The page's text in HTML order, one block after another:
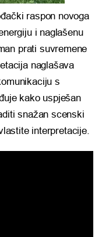
raspon novoga
i naglašenu
prati suvremene
naglašava
s
kako uspješan
snažan scenski
interpretacije.